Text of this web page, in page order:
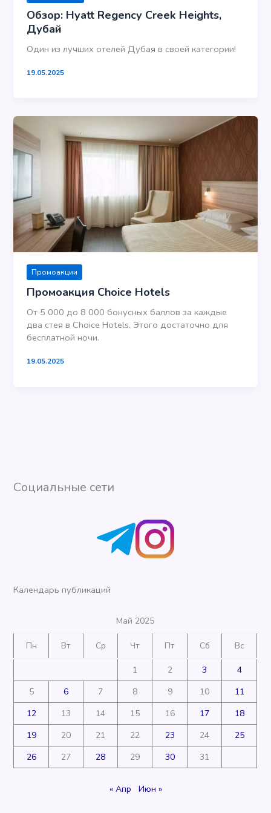
Обзор: Hyatt Regency Creek Heights,
Дубай
Один из лучших отелей Дубая в своей категории!
19.05.2025
Промоакции
Промоакция Choice Hotels
От 5 000 до 8 000 бонусных баллов за каждые
два стея в Choice Hotels. Этого достаточно для
бесплатной ночи.
19.05.2025
Социальные сети
Календарь публикаций
Май 2025
Пн Вт Ср Чт Пт Сб Вс
1 2 3
4
5
6 7 8 9 10
11
12
13 14 15 16 17
18
19
20 21 22 23 24
25
26
27 28 29 30 31
« Апр Июн »